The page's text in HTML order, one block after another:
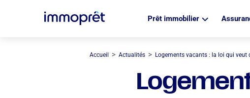
Prêt immobilier
Accueil > Actualités > Logements vacants : la loi qui veut